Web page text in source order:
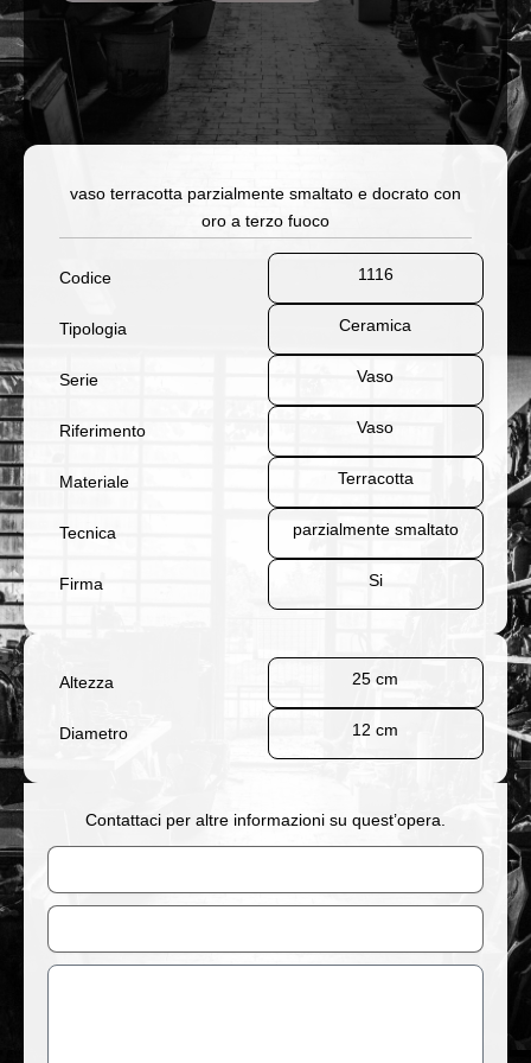
vaso terracotta parzialmente smaltato e docrato con
oro a terzo fuoco
Codice 1116
Tipologia Ceramica
Serie Vaso
Riferimento Vaso
Materiale Terracotta
Tecnica parzialmente smaltato
Firma Si
Altezza 25 cm
Diametro 12 cm
Contattaci per altre informazioni su quest’opera.
Nome
Email
Messaggio